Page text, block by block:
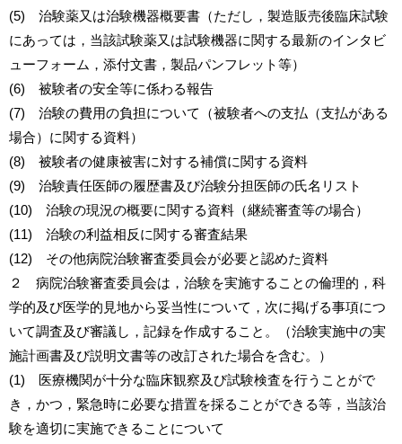
(5) 治験薬又は治験機器概要書（ただし，製造販売後臨床試験
にあっては，当該試験薬又は試験機器に関する最新のインタビ
ューフォーム，添付文書，製品パンフレット等）
(6) 被験者の安全等に係わる報告
(7) 治験の費用の負担について（被験者への支払（支払がある
場合）に関する資料）
(8) 被験者の健康被害に対する補償に関する資料
(9) 治験責任医師の履歴書及び治験分担医師の氏名リスト
(10) 治験の現況の概要に関する資料（継続審査等の場合）
(11) 治験の利益相反に関する審査結果
(12) その他病院治験審査委員会が必要と認めた資料
２ 病院治験審査委員会は，治験を実施することの倫理的，科
学的及び医学的見地から妥当性について，次に掲げる事項につ
いて調査及び審議し，記録を作成すること。（治験実施中の実
施計画書及び説明文書等の改訂された場合を含む。）
(1) 医療機関が十分な臨床観察及び試験検査を行うことがで
き，かつ，緊急時に必要な措置を採ることができる等，当該治
験を適切に実施できることについて